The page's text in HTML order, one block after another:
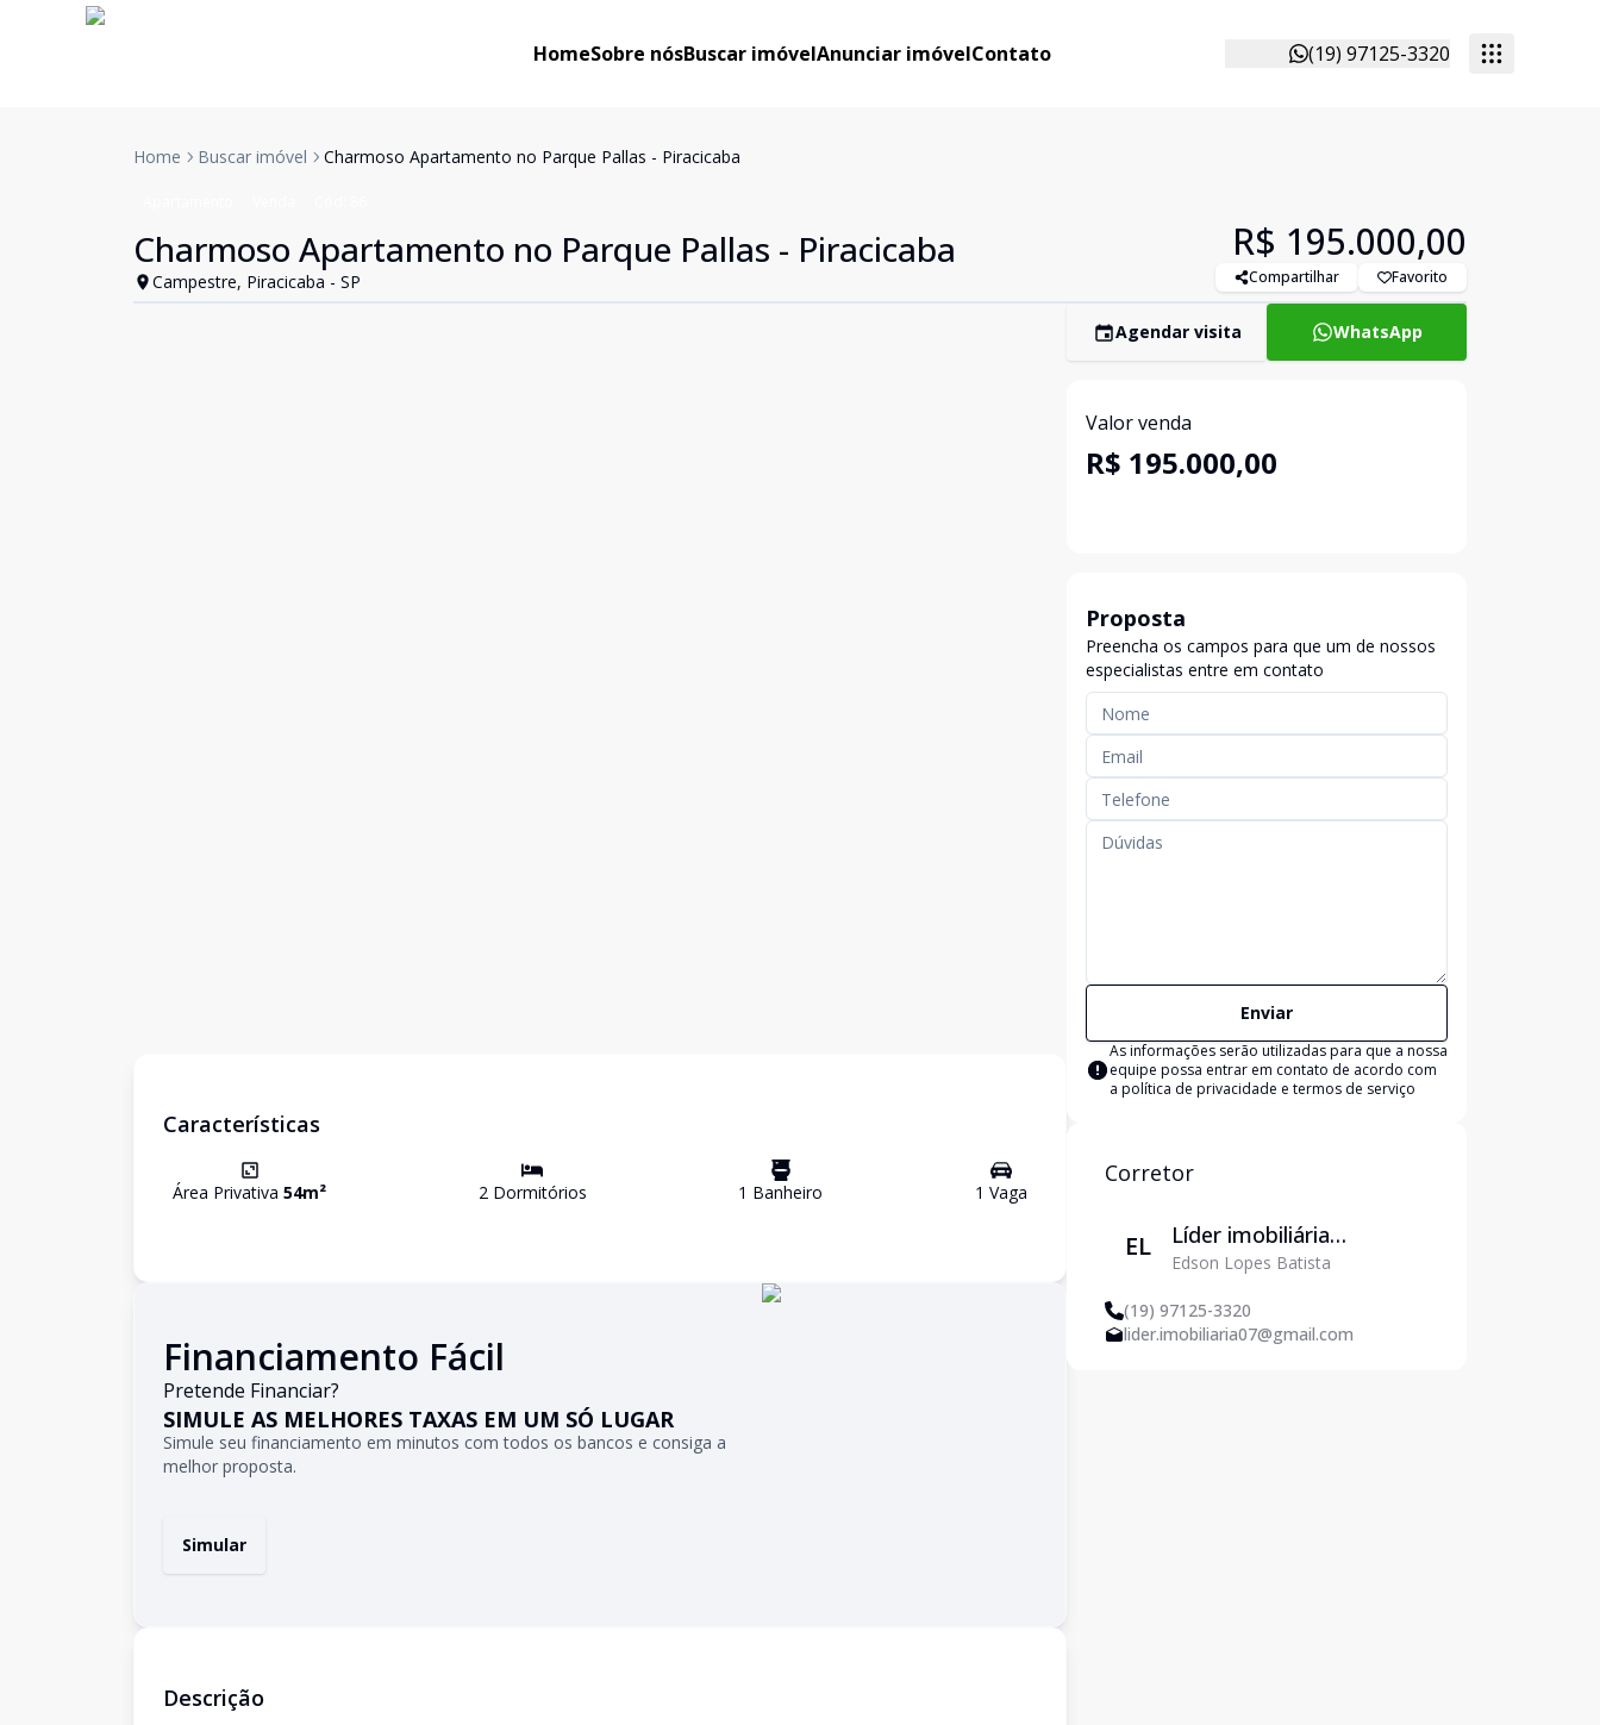
HomeSobre nósBuscar imóvelAnunciar imóvelContato (19) 97125-3320
Home Buscar imóvel Charmoso Apartamento no Parque Pallas - Piracicaba
Charmoso Apartamento no Parque Pallas - Piracicaba
Campestre, Piracicaba - SP
R$ 195.000,00
Compartilhar Favorito
Características
Área Privativa 54m² 2Dormitórios 1 Banheiro 1 Vaga
Financiamento Fácil
Pretende Financiar?
SIMULE AS MELHORES TAXAS EM UM SÓ LUGAR
Simule seu financiamento em minutos com todos os bancos e consiga a
melhor proposta.
Simular
Descrição
Agendar visita WhatsApp
Valor venda
R$ 195.000,00
Proposta
Preencha os campos para que um de nossos
especialistas entre em contato
Enviar
As informações serão utilizadas para que a nossa
equipe possa entrar em contato de acordo com
a política de privacidade e termos de serviço
Corretor
EL
Líder imobiliária
Piracicaba
Edson Lopes Batista
(19) 97125-3320
lider.imobiliaria07@gmail.com